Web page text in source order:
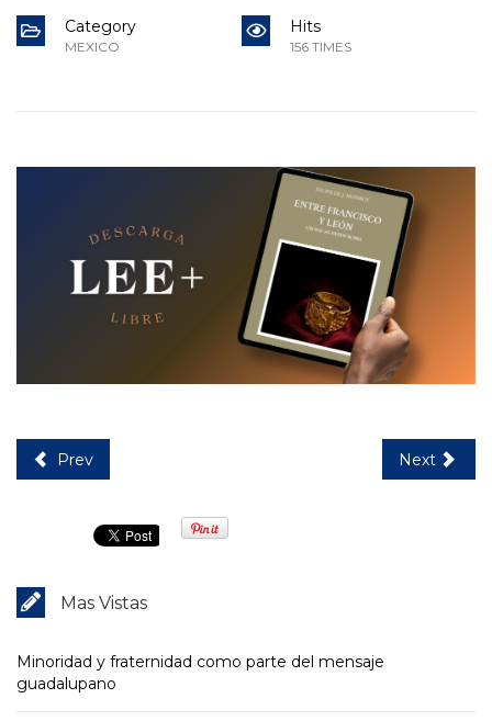
Category
MEXICO
Hits
156 TIMES
Prev Next
Mas Vistas
Minoridad y fraternidad como parte del mensaje
guadalupano